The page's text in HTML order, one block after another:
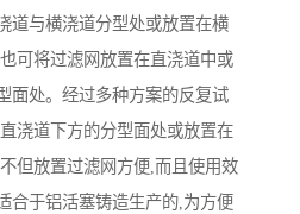
道与横浇道分型处或放置在横
可将过滤网放置在直浇道中或
面处。经过多种方案的反复试
浇道下方的分型面处或放置在
但放置过滤网方便,而且使用效
合于铝活塞铸造生产的,为方便